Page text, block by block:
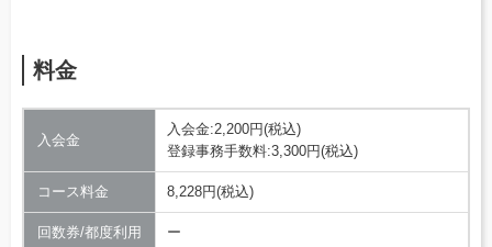
料金
入会金
入会金:2,200円(税込)
登録事務手数料:3,300円(税込)
コース料金 8,228円(税込)
回数券/都度利用 ー